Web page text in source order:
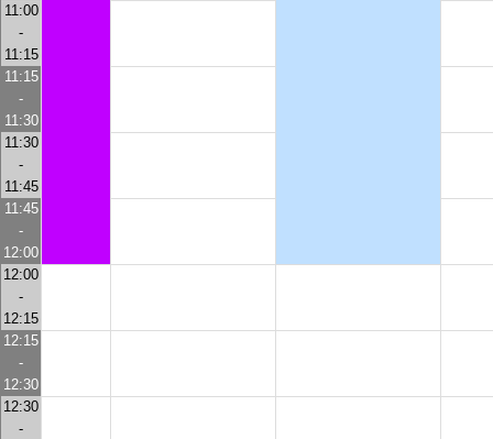
11:00
-
11:15
11:15
-
11:30
11:30
-
11:45
11:45
-
12:00
12:00
-
12:15
12:15
-
12:30
12:30
-